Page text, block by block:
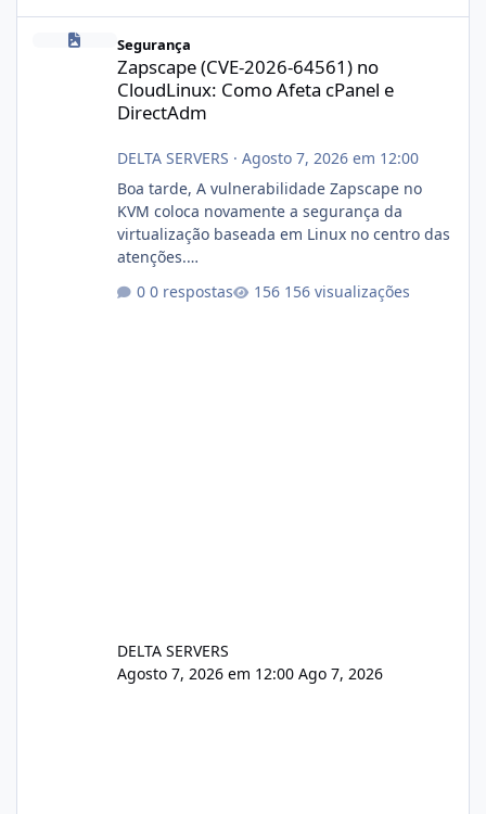
Zapscape (CVE-2026-64561) no CloudLinux: Como Afeta cPanel
Segurança
Zapscape (CVE-2026-64561) no
CloudLinux: Como Afeta cPanel e
DirectAdm
DELTA SERVERS · Agosto 7, 2026 em 12:00
Boa tarde, A vulnerabilidade Zapscape no
KVM coloca novamente a segurança da
virtualização baseada em Linux no centro das
atenções.
xjx23zz5f Criamos uma breve explicação:
0 respostas 156 visualizações
DELTA SERVERS
Agosto 7, 2026 em 12:00 Ago 7, 2026